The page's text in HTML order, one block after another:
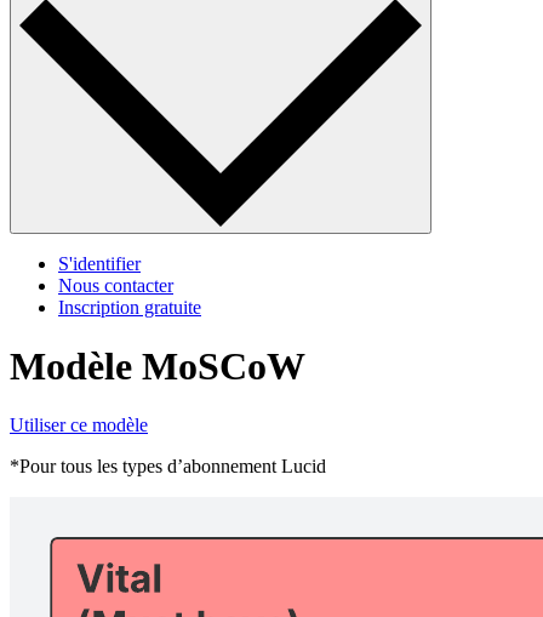
S'identifier
Nous contacter
Inscription gratuite
Modèle MoSCoW
Utiliser ce modèle
*Pour tous les types d’abonnement Lucid